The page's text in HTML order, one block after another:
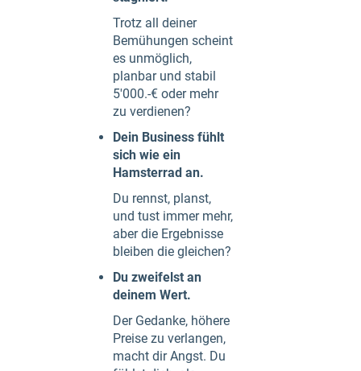
Trotz all deiner
Bemühungen scheint
es unmöglich,
planbar und stabil
5'000.-€ oder mehr
zu verdienen?
Dein Business fühlt
sich wie ein
Hamsterrad an.
Du rennst, planst,
und tust immer mehr,
aber die Ergebnisse
bleiben die gleichen?
Du zweifelst an
deinem Wert.
Der Gedanke, höhere
Preise zu verlangen,
macht dir Angst. Du